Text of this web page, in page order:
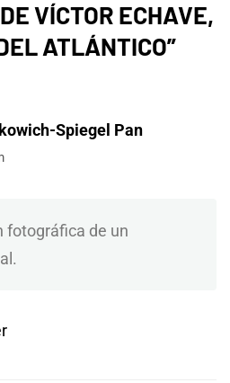
VÍCTOR ECHAVE,
ATLÁNTICO”
Spiegel Pan
fotográfica de un